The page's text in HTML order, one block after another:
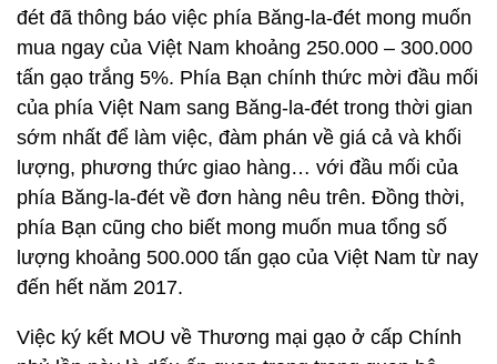
đét đã thông báo việc phía Băng-la-đét mong muốn
mua ngay của Việt Nam khoảng 250.000 – 300.000
tấn gạo trắng 5%. Phía Bạn chính thức mời đầu mối
của phía Việt Nam sang Băng-la-đét trong thời gian
sớm nhất để làm việc, đàm phán về giá cả và khối
lượng, phương thức giao hàng… với đầu mối của
phía Băng-la-đét về đơn hàng nêu trên. Đồng thời,
phía Bạn cũng cho biết mong muốn mua tổng số
lượng khoảng 500.000 tấn gạo của Việt Nam từ nay
đến hết năm 2017.
Việc ký kết MOU về Thương mại gạo ở cấp Chính